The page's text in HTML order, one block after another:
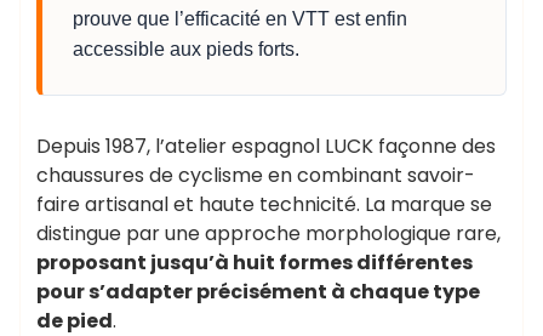
prouve que l’efficacité en VTT est enfin
accessible aux pieds forts.
Depuis 1987, l’atelier espagnol LUCK façonne des
chaussures de cyclisme en combinant savoir-
faire artisanal et haute technicité. La marque se
distingue par une approche morphologique rare,
proposant jusqu’à huit formes différentes
pour s’adapter précisément à chaque type
de pied.